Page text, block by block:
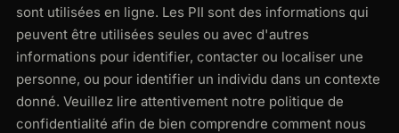
sont utilisées en ligne. Les PII sont des informations qui
peuvent être utilisées seules ou avec d'autres
informations pour identifier, contacter ou localiser une
personne, ou pour identifier un individu dans un contexte
donné. Veuillez lire attentivement notre politique de
confidentialité afin de bien comprendre comment nous